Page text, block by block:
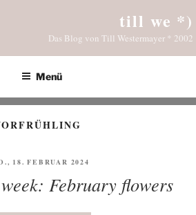
till we *)
Das Blog von Till Westermayer * 2002
Menü
18. FEBRUAR 2024
February flowers